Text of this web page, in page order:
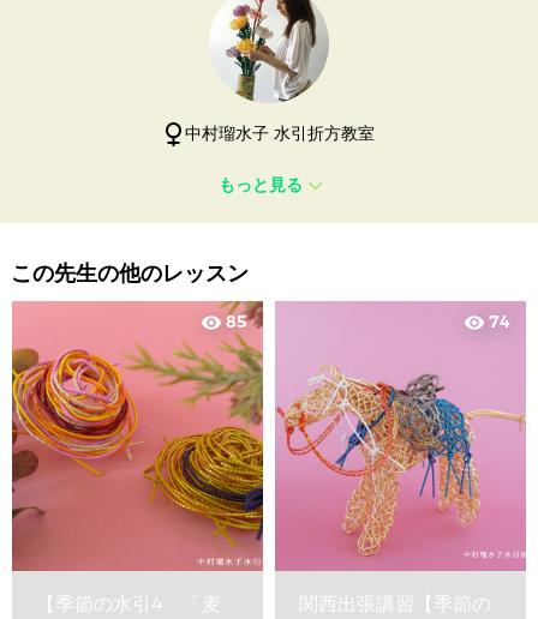
中村瑠水子 水引折方教室
もっと見る
この先生の他のレッスン
visibility 85
【季節の水引4 「麦
visibility 74
関西出張講習【季節の